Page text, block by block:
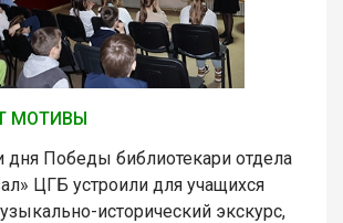
МОТИВЫ
дня Победы библиотекари отдела
ЦГБ устроили для учащихся
исторический экскурс,